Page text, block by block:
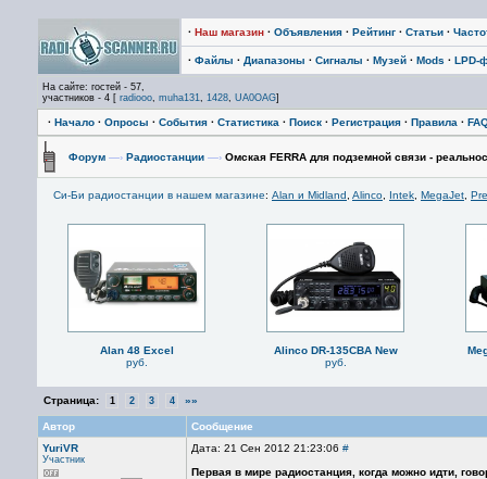
· Наш магазин · Объявления · Рейтинг · Статьи ·
· Файлы · Диапазоны · Сигналы · Музей · Mods · LPD-
На сайте: гостей - 57,
участников - 4 [ radiooo, muha131, 1428, UA0OAG]
· Начало · Опросы · События · Статистика · Поиск · Регистрация · Правила ·
Форум —› Радиостанции —› Омская FERRA для подземной связи -
Си-Би радиостанции в нашем магазине: Alan и Midland Alinco Intek MegaJet
Alan 48 Excel
руб.
Alinco DR-135CBA New
руб.
Страница: 1 2 3 4 »»
Автор
Сообщение
YuriVR
Участник
Дата: 21 Сен 2012 21:23:06 #
Первая в мире радиостанция, когда можно идти,